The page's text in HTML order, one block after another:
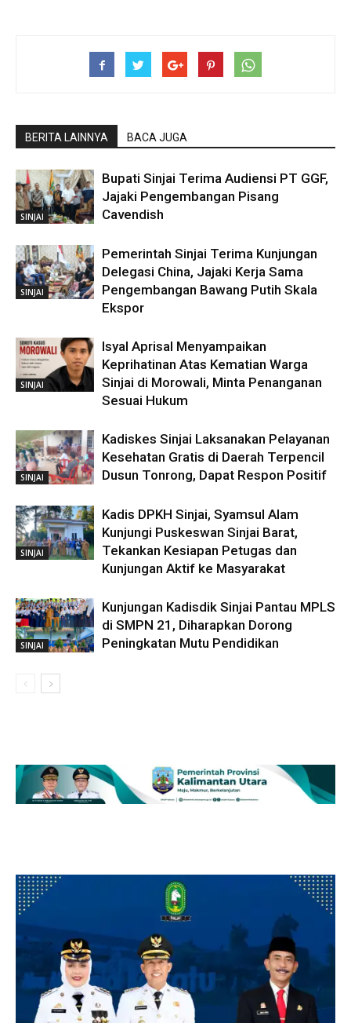
BERITA LAINNYA BACA JUGA
SINJAI
Bupati Sinjai Terima Audiensi PT GGF,
Jajaki Pengembangan Pisang
Cavendish
SINJAI
Pemerintah Sinjai Terima Kunjungan
Delegasi China, Jajaki Kerja Sama
Pengembangan Bawang Putih Skala
Ekspor
SINJAI
Isyal Aprisal Menyampaikan
Keprihatinan Atas Kematian Warga
Sinjai di Morowali, Minta Penanganan
Sesuai Hukum
SINJAI
Kadiskes Sinjai Laksanakan Pelayanan
Kesehatan Gratis di Daerah Terpencil
Dusun Tonrong, Dapat Respon Positif
SINJAI
Kadis DPKH Sinjai, Syamsul Alam
Kunjungi Puskeswan Sinjai Barat,
Tekankan Kesiapan Petugas dan
Kunjungan Aktif ke Masyarakat
SINJAI
Kunjungan Kadisdik Sinjai Pantau MPLS
di SMPN 21, Diharapkan Dorong
Peningkatan Mutu Pendidikan